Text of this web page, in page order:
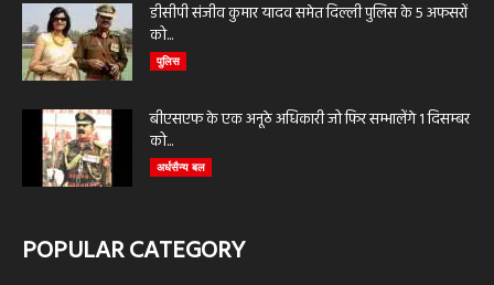
डीसीपी संजीव कुमार यादव समेत दिल्ली पुलिस के 5 अफसरों
को...
पुलिस
बीएसएफ के एक अनूठे अधिकारी जो फिर सम्भालेंगे 1 दिसम्बर
को...
अर्धसैन्य बल
POPULAR CATEGORY